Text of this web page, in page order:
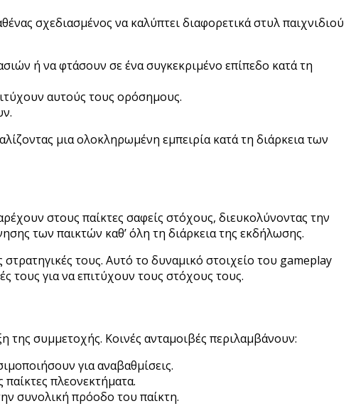
σχεδιασμένος να καλύπτει διαφορετικά στυλ παιχνιδιού
ή να φτάσουν σε ένα συγκεκριμένο επίπεδο κατά τη
αυτούς τους ορόσημους.
μια ολοκληρωμένη εμπειρία κατά τη διάρκεια των
στους παίκτες σαφείς στόχους, διευκολύνοντας την
των παικτών καθ’ όλη τη διάρκεια της εκδήλωσης.
τους. Αυτό το δυναμικό στοιχείο του gameplay
τους για να επιτύχουν τους στόχους τους.
της συμμετοχής. Κοινές ανταμοιβές περιλαμβάνουν:
για αναβαθμίσεις.
πλεονεκτήματα.
συνολική πρόοδο του παίκτη.